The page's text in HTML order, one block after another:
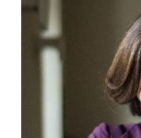
ĮDOMYBĖS